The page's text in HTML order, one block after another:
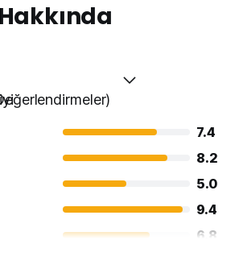
Hakkında
7.4
8.2
5.0
9.4
6.8